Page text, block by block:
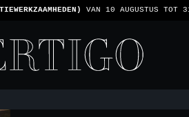
GEACCEPTEERD - 1 REKENING PER